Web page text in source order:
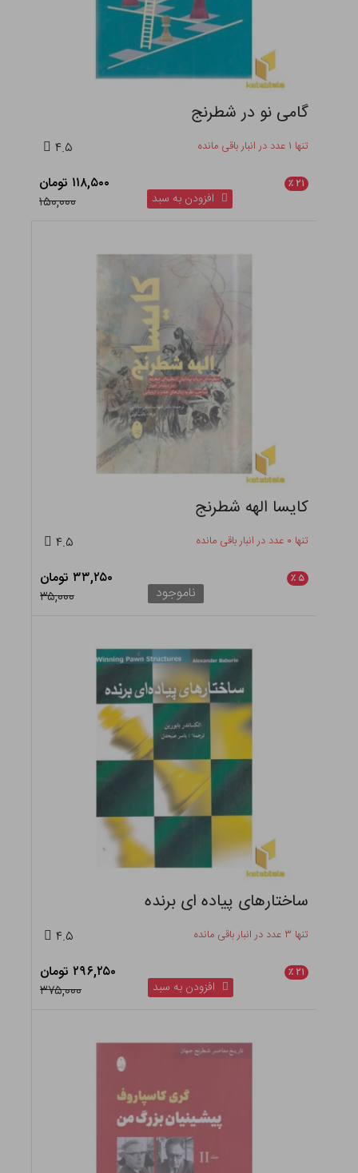
گامی نو در شطرنج
تنها ۱ عدد در انبار باقی مانده ۴.۵
۲۱ ٪
۱۱۸,۵۰۰ تومان
۱۵۰,۰۰۰
افزودن به سبد
کایسا الهه شطرنج
تنها ۰ عدد در انبار باقی مانده ۴.۵
۵ ٪
۳۳,۲۵۰ تومان
۳۵,۰۰۰
ناموجود
ساختارهای پیاده ای برنده
تنها ۳ عدد در انبار باقی مانده ۴.۵
۲۱ ٪
۲۹۶,۲۵۰ تومان
۳۷۵,۰۰۰
افزودن به سبد